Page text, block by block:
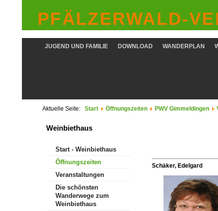
PFÄLZERWALD-
WANDERPLAN
DOWNLOAD
JUGEND UND FAMILIE
Aktuelle Seite: Start Öffnungszeiten PWV Gimmeldingen
Schäker, Edelgard
Weinbiethaus
Start - Weinbiethaus
Öffnungszeiten
Veranstaltungen
Die schönsten
Wanderwege zum
Weinbiethaus